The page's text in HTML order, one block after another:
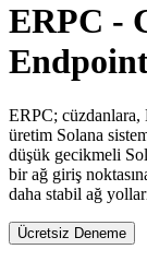
ERPC -
ERPC; cüzdanlara,
üretim Solana
düşük gecikmeli
bir ağ giriş
daha stabil ağ
Ücretsiz Deneme